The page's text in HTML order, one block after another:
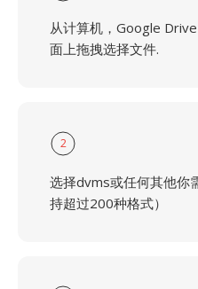
从计算机，Google
面上拖拽选择文件.
2
选择dvms或任何其他你
持超过200种格式）